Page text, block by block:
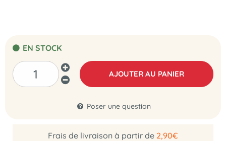
EN STOCK
AJOUTER AU PANIER
Poser une question
Frais de livraison à partir de 2,90€